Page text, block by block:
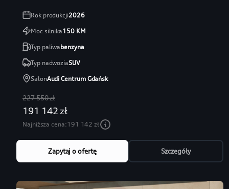
Rok produkcji2026
Moc silnika150KM
Typ paliwabenzyna
Typ nadwoziaSUV
SalonAudi Centrum Gdańsk
227 550 zł
191 142 zł
Najniższa cena:191 142 zł
Zapytaj o ofertę Szczegóły